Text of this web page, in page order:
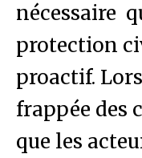
nécessaire
protection
proactif.
frappée des
que les